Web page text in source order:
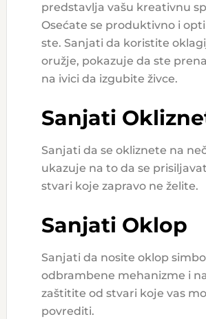
predstavlja vašu kreativnu
Osećate se produktivno i
ste. Sanjati da koristite
oružje, pokazuje da ste
na ivici da izgubite živce.
Sanjati
Sanjati da se okliznete na
ukazuje na to da se
stvari koje zapravo ne želite.
Sanjati Oklop
Sanjati da nosite oklop
odbrambene mehanizme i
zaštitite od stvari koje vas
povrediti.